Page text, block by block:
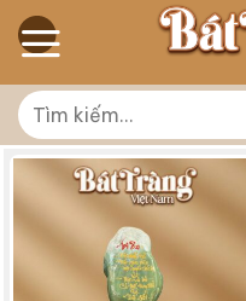
Skip
to
Tìm
kiếm: